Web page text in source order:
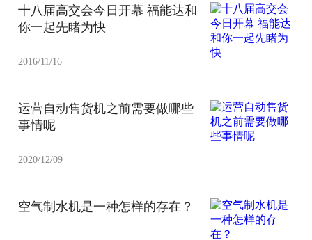
十八届高交会今日开幕 福能达和
你一起先睹为快
2016/11/16
运营自动售货机之前需要做哪些
事情呢
2020/12/09
空气制水机是一种怎样的存在？